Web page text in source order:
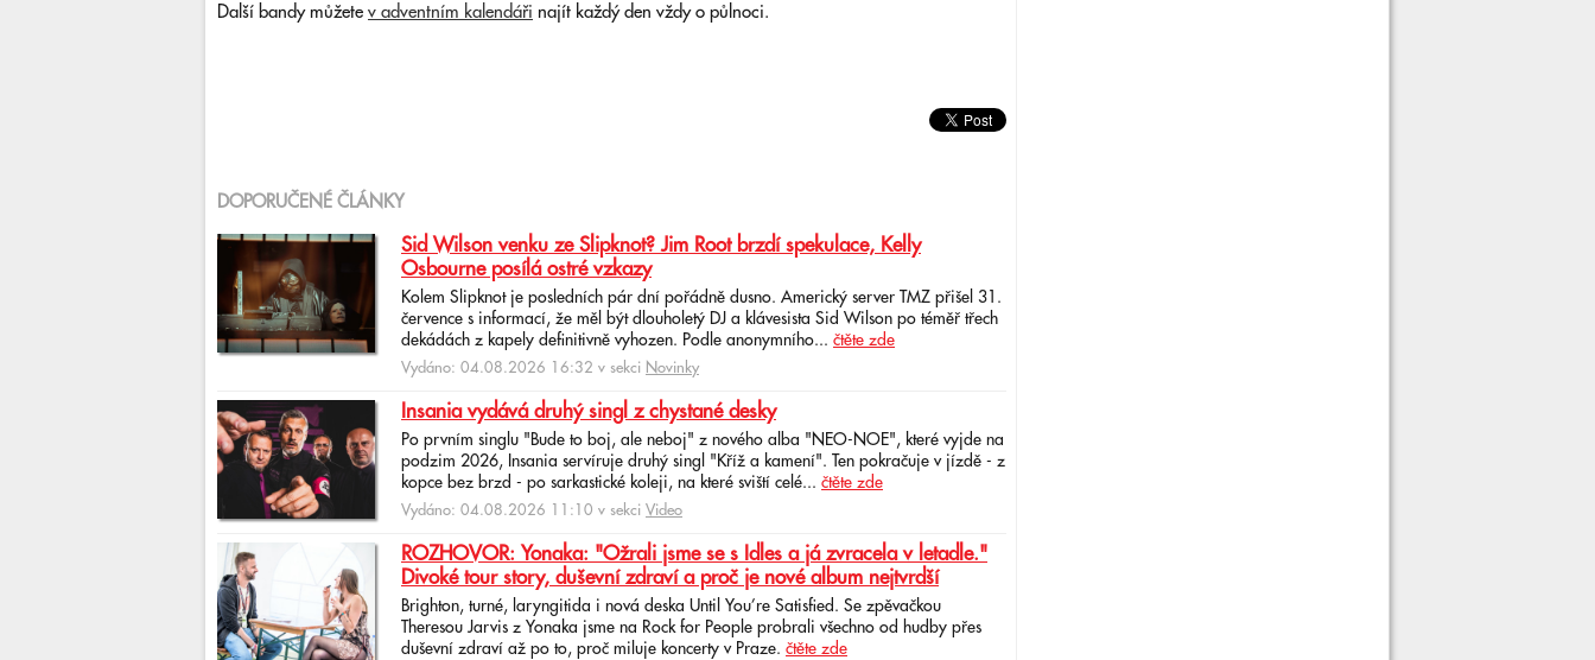
Další bandy můžete v adventním kalendáři najít každý den vždy o půlnoci.
DOPORUČENÉ ČLÁNKY
Sid Wilson venku ze Slipknot? Jim Root brzdí spekulace, Kelly
Osbourne posílá ostré vzkazy
Kolem Slipknot je posledních pár dní pořádně dusno. Americký server TMZ přišel 31.
července s informací, že měl být dlouholetý DJ a klávesista Sid Wilson po téměř třech
dekádách z kapely definitivně vyhozen. Podle anonymního... čtěte zde
Vydáno: 04.08.2026 16:32 v sekci Novinky
Insania vydává druhý singl z chystané desky
Po prvním singlu "Bude to boj, ale neboj" z nového alba "NEO-NOE", které vyjde na
podzim 2026, Insania servíruje druhý singl "Kříž a kamení". Ten pokračuje v jízdě - z
kopce bez brzd - po sarkastické koleji, na které sviští celé... čtěte zde
Vydáno: 04.08.2026 11:10 v sekci Video
ROZHOVOR: Yonaka: "Ožrali jsme se s Idles a já zvracela v letadle."
Divoké tour story, duševní zdraví a proč je nové album nejtvrdší
Brighton, turné, laryngitida i nová deska Until You’re Satisfied. Se zpěvačkou
Theresou Jarvis z Yonaka jsme na Rock for People probrali všechno od hudby přes
duševní zdraví až po to, proč miluje koncerty v Praze. čtěte zde